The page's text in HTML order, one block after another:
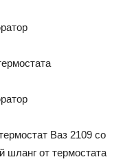
Ваз 2109 со
шланг от термостата